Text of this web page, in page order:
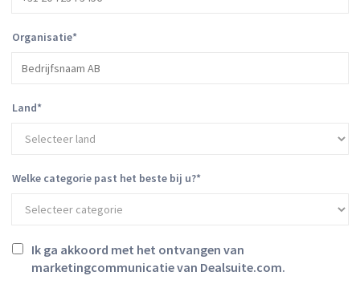
Organisatie*
Land*
Welke categorie past het beste bij u?*
Ik ga akkoord met het ontvangen van
marketingcommunicatie van Dealsuite.com.